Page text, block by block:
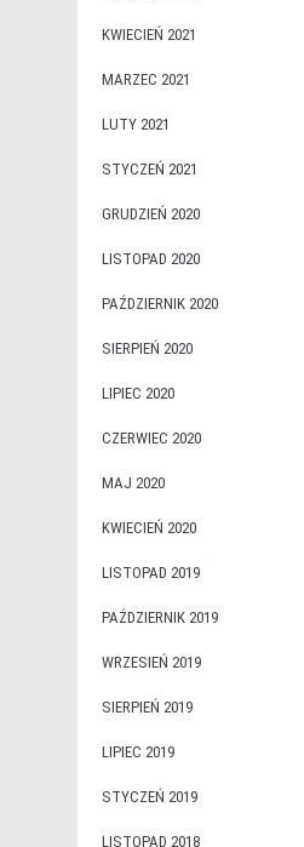
KWIECIEŃ 2021
MARZEC 2021
LUTY 2021
STYCZEŃ 2021
GRUDZIEŃ 2020
LISTOPAD 2020
PAŹDZIERNIK 2020
SIERPIEŃ 2020
LIPIEC 2020
CZERWIEC 2020
MAJ 2020
KWIECIEŃ 2020
LISTOPAD 2019
PAŹDZIERNIK 2019
WRZESIEŃ 2019
SIERPIEŃ 2019
LIPIEC 2019
STYCZEŃ 2019
LISTOPAD 2018